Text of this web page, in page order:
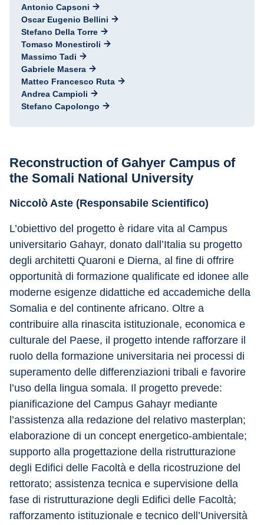
Antonio Capsoni
Oscar Eugenio Bellini
Stefano Della Torre
Tomaso Monestiroli
Massimo Tadi
Gabriele Masera
Matteo Francesco Ruta
Andrea Campioli
Stefano Capolongo
Reconstruction of Gahyer Campus of
the Somali National University
Niccolò Aste (Responsabile Scientifico)
L’obiettivo del progetto è ridare vita al Campus
universitario Gahayr, donato dall’Italia su progetto
degli architetti Quaroni e Dierna, al fine di offrire
opportunità di formazione qualificate ed idonee alle
moderne esigenze didattiche ed accademiche della
Somalia e del continente africano. Oltre a
contribuire alla rinascita istituzionale, economica e
culturale del Paese, il progetto intende rafforzare il
ruolo della formazione universitaria nei processi di
superamento delle differenziazioni tribali e favorire
l’uso della lingua somala. Il progetto prevede:
pianificazione del Campus Gahayr mediante
l’assistenza alla redazione del relativo masterplan;
elaborazione di un concept energetico-ambientale;
supporto alla progettazione della ristrutturazione
degli Edifici delle Facoltà e della ricostruzione del
rettorato; assistenza tecnica e supervisione della
fase di ristrutturazione degli Edifici delle Facoltà;
rafforzamento istituzionale e tecnico dell’Università